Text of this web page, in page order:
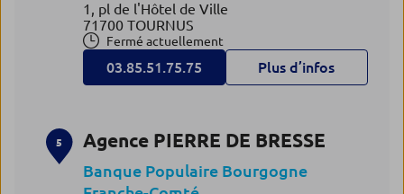
1, pl de l'Hôtel de Ville
71700 TOURNUS
Fermé actuellement
03.85.51.75.75 Plus d’infos
5 Agence PIERRE DE BRESSE
Banque Populaire Bourgogne